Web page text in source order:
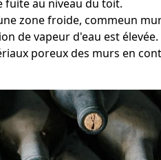
fuite au niveau du toit.
zone froide, commeun
de vapeur d'eau est élevée.
poreux des murs en